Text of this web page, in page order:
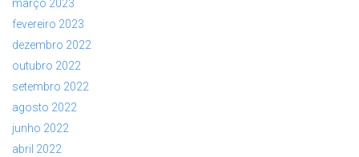
março 2023
fevereiro 2023
dezembro 2022
outubro 2022
setembro 2022
agosto 2022
junho 2022
abril 2022